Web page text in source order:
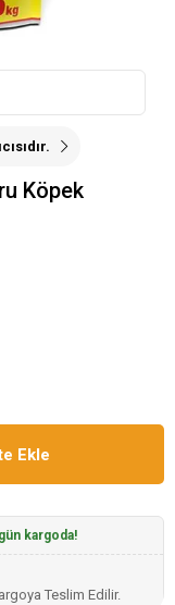
Köpek
kargoda!
Teslim Edilir.